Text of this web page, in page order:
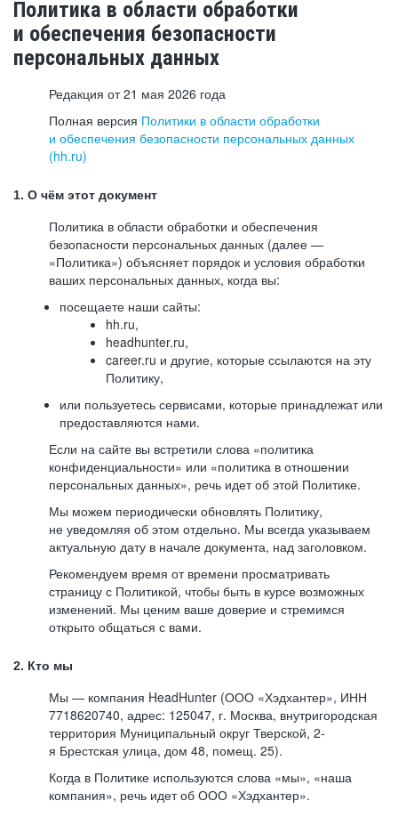
Политика в области обработки
и обеспечения безопасности
персональных данных
Редакция от 21 мая 2026 года
Полная версия Политики в области обработки
и обеспечения безопасности персональных данных
(hh.ru)
1. О чём этот документ
Политика в области обработки и обеспечения
безопасности персональных данных (далее —
«Политика») объясняет порядок и условия обработки
ваших персональных данных, когда вы:
посещаете наши сайты:
hh.ru,
headhunter.ru,
career.ru и другие, которые ссылаются на эту
Политику,
или пользуетесь сервисами, которые принадлежат или
предоставляются нами.
Если на сайте вы встретили слова «политика
конфиденциальности» или «политика в отношении
персональных данных», речь идет об этой Политике.
Мы можем периодически обновлять Политику,
не уведомляя об этом отдельно. Мы всегда указываем
актуальную дату в начале документа, над заголовком.
Рекомендуем время от времени просматривать
страницу с Политикой, чтобы быть в курсе возможных
изменений. Мы ценим ваше доверие и стремимся
открыто общаться с вами.
2. Кто мы
Мы — компания HeadHunter (ООО «Хэдхантер», ИНН
7718620740, адрес: 125047, г. Москва, внутригородская
территория Муниципальный округ Тверской, 2-
я Брестская улица, дом 48, помещ. 25).
Когда в Политике используются слова «мы», «наша
компания», речь идет об ООО «Хэдхантер».